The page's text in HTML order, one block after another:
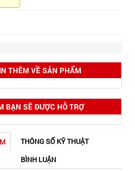
THÊM VỀ SẢN PHẨM
BẠN SẼ ĐƯỢC HỖ TRỢ
THÔNG SỐ KỸ THUẬT
BÌNH LUẬN